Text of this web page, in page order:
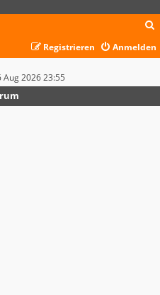
c
Anmelden
Registrieren
2026 23:55